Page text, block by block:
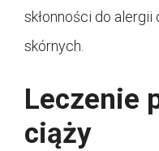
skłonności do
skórnych.
Leczenie
ciąży